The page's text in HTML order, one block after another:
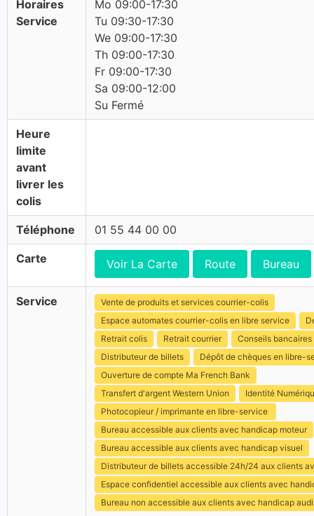
Horaires
Service
Mo 09:00-17:30
Tu 09:30-17:30
We 09:00-17:30
Th 09:00-17:30
Fr 09:00-17:30
Sa 09:00-12:00
Su Fermé
Heure
limite
avant
livrer les
colis
Téléphone 01 55 44 00 00
Carte Voir La Carte Route Bureau
Service
Vente de produits et services courrier-colis
Espace automates courrier-colis en libre service
Retrait colis
Retrait courrier
Conseils bancaires
Distributeur de billets
Dépôt de chèques en libre-
Ouverture de compte Ma French Bank
Transfert d'argent Western Union
Identité
Photocopieur / imprimante en libre-service
Bureau accessible aux clients avec handicap moteur
Bureau accessible aux clients avec handicap visuel
Distributeur de billets accessible 24h/24 aux clients
Espace confidentiel accessible aux clients avec
Bureau non accessible aux clients avec handicap